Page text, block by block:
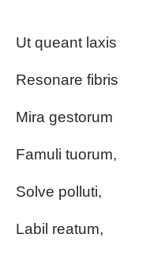
Ut queant laxis
Resonare fibris
Mira gestorum
Famuli tuorum,
Solve polluti,
Labil reatum,